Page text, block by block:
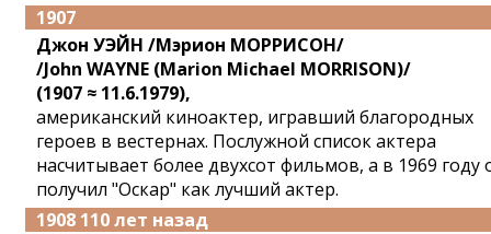
1907
Джон УЭЙН /Мэрион МОРРИСОН/
/John WAYNE (Marion Michael MORRISON)/
(1907 ≈ 11.6.1979),
американский киноактер, игравший благородных
героев в вестернах. Послужной список актера
насчитывает более двухсот фильмов, а в 1969 году
получил "Оскар" как лучший актер.
1908 110 лет назад